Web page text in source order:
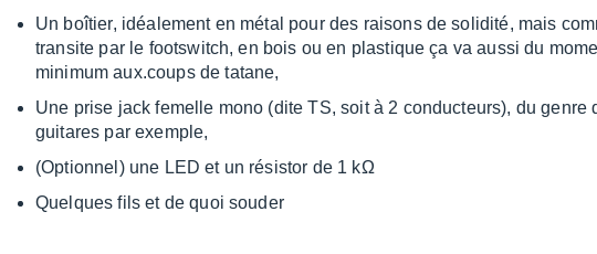
Un boîtier, idéalement en métal pour des raisons de solidité, mais
transite par le footswitch, en bois ou en plastique ça va aussi du
minimum aux.coups de tatane,
Une prise jack femelle mono (dite TS, soit à 2 conducteurs), du genre
guitares par exemple,
(Optionnel) une LED et un résistor de 1 kΩ
Quelques fils et de quoi souder